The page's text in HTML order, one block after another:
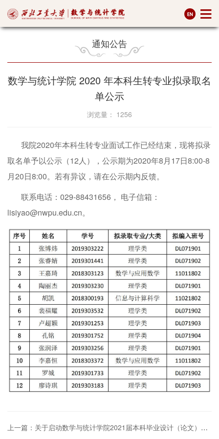
通知公告
数学与统计学院 2020 年本科生转专业拟录取名
单公示
浏览量： 1256
我院2020年本科生转专业面试工作已经结束，现将拟录
取名单予以公示（12人），公示期为2020年8月17日8:00-8
月20日8:00。若有异议，请在公示期内反馈。
联系电话：029-88431656， 电子信箱：
lisiyao@nwpu.edu.cn。
上一篇：关于启动数学与统计学院2021届本科毕业设计（论文）工作的通知